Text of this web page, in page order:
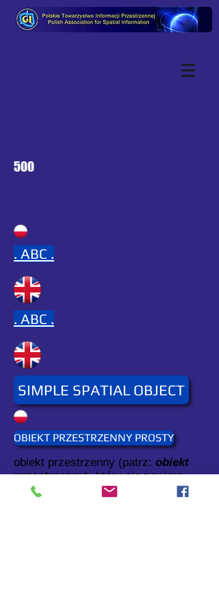
500
. ABC .
. ABC .
SIMPLE SPATIAL OBJECT
OBIEKT PRZESTRZENNY PROSTY
obiekt przestrzenny (patrz: obiekt
przestrzenny), który nie zawiera
innych obiektów przestrzennych.